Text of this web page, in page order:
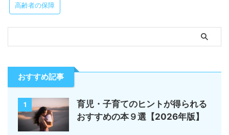
高齢者の保障
おすすめ記事
1
育児・子育てのヒントが得られる
おすすめの本９選【2026年版】